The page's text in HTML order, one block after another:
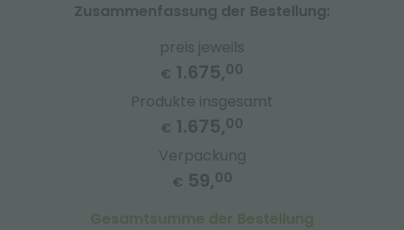
Zusammenfassung der Bestellung:
preis jeweils
€ 1.675,00
Produkte insgesamt
€ 1.675,00
Verpackung
€ 59,00
Gesamtsumme der Bestellung